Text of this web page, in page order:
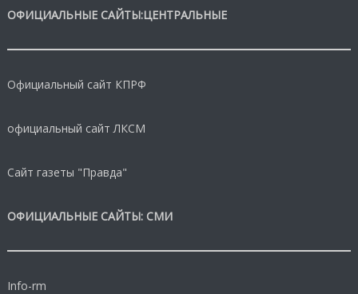
ОФИЦИАЛЬНЫЕ САЙТЫ:ЦЕНТРАЛЬНЫЕ
Официальный сайт КПРФ
официальный сайт ЛКСМ
Сайт газеты "Правда"
ОФИЦИАЛЬНЫЕ САЙТЫ: СМИ
Info-rm